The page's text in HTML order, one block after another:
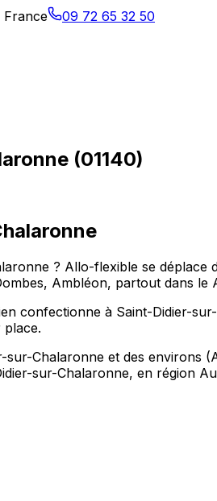
France 09 72 65 32 50
(01140)
? Allo-flexible se
Ambléon, partout dans
confectionne à Saint-Didier-
place.
Chalaronne et des environs
sur-Chalaronne, en région